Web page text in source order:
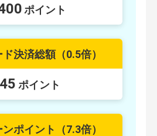
ポイント
ド決済総額（0.5倍）
ポイント
ポイント （7.3倍）